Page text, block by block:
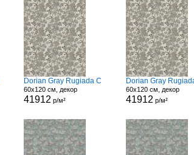
Dorian Gray Rugiada C
60x120 см, декор
41912 р/м²
Dorian Gray
60x120 см, декор
41912 р/м²